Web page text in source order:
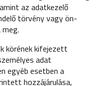
az adatkezelő
törvény vagy ön-
körének kifejezett
adat
egyéb esetben a
hozzájárulása,